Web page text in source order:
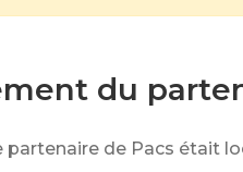
du
de Pacs était